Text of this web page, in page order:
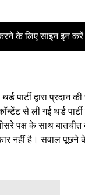
के लिए साइन इन करें
द्वारा प्रदान
से ली गई थर्ड
पक्ष के साथ
नहीं है। सवाल पूछने